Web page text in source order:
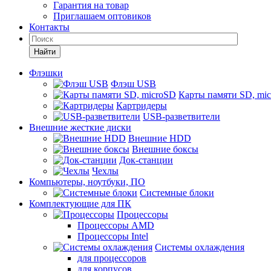
Гарантия на товар
Приглашаем оптовиков
Контакты
Найти
Флэшки
Флэш USB
Карты памяти SD,
Картридеры
USB-разветвители
Внешние жесткие диски
Внешние HDD
Внешние боксы
Док-станции
Чехлы
Компьютеры, ноутбуки, ПО
Системные блоки
Комплектующие для ПК
Процессоры
Процессоры AMD
Процессоры Intel
Системы охлаждения
для процессоров
для корпусов